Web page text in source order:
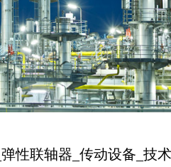
性联轴器_传动设备_技